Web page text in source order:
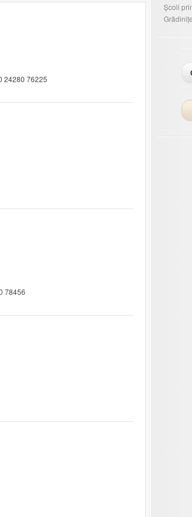
24280 76225
78456
Școli
Grădinițe